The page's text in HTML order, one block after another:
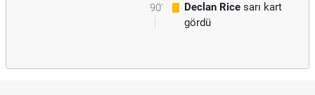
90' Declan Rice sarı kart
gördü